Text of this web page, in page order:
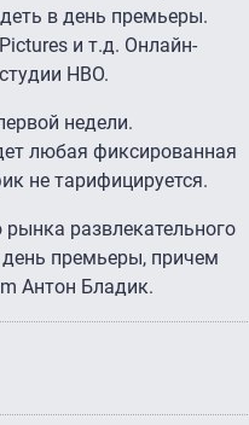
в день премьеры.
и т.д. Онлайн-
HBО.
недели.
любая фиксированная
не тарифицируется.
развлекательного
премьеры, причем
Антон Бладик.